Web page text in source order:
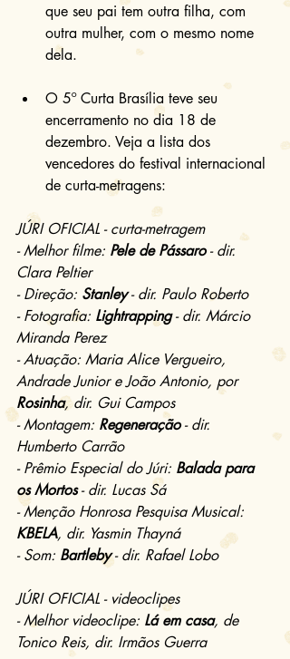
que seu pai tem outra filha, com
outra mulher, com o mesmo nome
dela.
O 5º Curta Brasília teve seu
encerramento no dia 18 de
dezembro. Veja a lista dos
vencedores do festival internacional
de curta-metragens:
JÚRI OFICIAL - curta-metragem
- Melhor filme: Pele de Pássaro - dir.
Clara Peltier
- Direção: Stanley - dir. Paulo Roberto
- Fotografia: Lightrapping - dir. Márcio
Miranda Perez
- Atuação: Maria Alice Vergueiro,
Andrade Junior e João Antonio, por
Rosinha, dir. Gui Campos
- Montagem: Regeneração - dir.
Humberto Carrão
- Prêmio Especial do Júri: Balada para
os Mortos - dir. Lucas Sá
- Menção Honrosa Pesquisa Musical:
KBELA, dir. Yasmin Thayná
- Som: Bartleby - dir. Rafael Lobo
JÚRI OFICIAL - videoclipes
- Melhor videoclipe: Lá em casa, de
Tonico Reis, dir. Irmãos Guerra